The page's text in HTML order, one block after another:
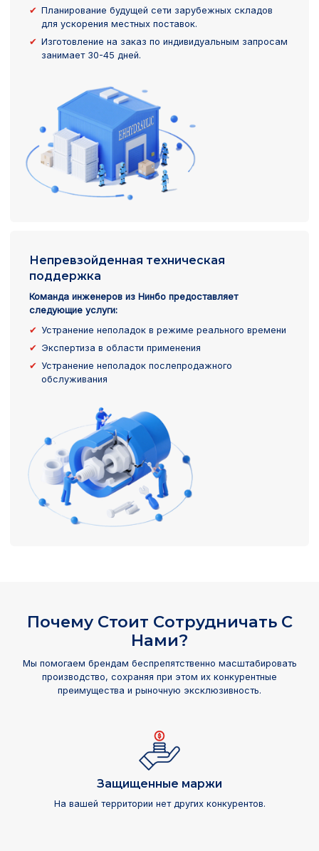
Планирование будущей сети зарубежных складов
для ускорения местных поставок.
Изготовление на заказ по индивидуальным запросам
занимает 30-45 дней.
Непревзойденная техническая
поддержка
Команда инженеров из Нинбо предоставляет
следующие услуги:
Устранение неполадок в режиме реального времени
Экспертиза в области применения
Устранение неполадок послепродажного
обслуживания
Почему Стоит Сотрудничать С
Нами?
Мы помогаем брендам беспрепятственно масштабировать
производство, сохраняя при этом их конкурентные
преимущества и рыночную эксклюзивность.
Защищенные маржи
На вашей территории нет других конкурентов.